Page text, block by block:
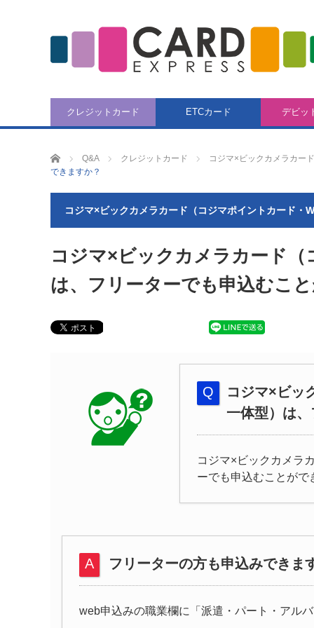
クレジットカード ETCカード デビッ
CARD EXPRESS
Q&A クレジットカード
コジマ×ビックカメラカー
できますか？
コジマ×ビックカメラカード（コジマポイントカード・
コジマ×ビックカメラカード
は、フリーターでも申込むこ
コジマ×ビッ
一体型）は
コジマ×ビックカメラ
ーでも申込むことがで
フリーターの方も申込みできま
web申込みの職業欄に「派遣・パート・アル